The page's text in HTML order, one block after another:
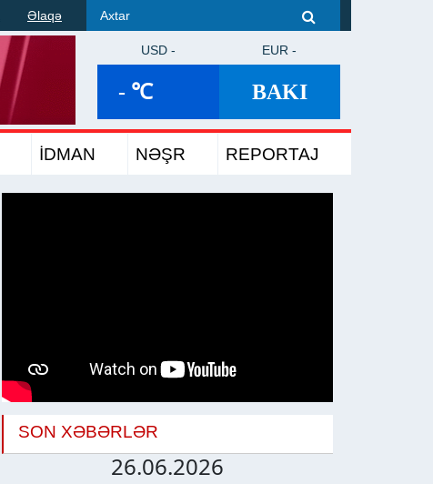
Əlaqə
USD -
- ℃
EUR -
BAKI
İDMAN NƏŞR REPORTAJ
SON XƏBƏRLƏR
26.06.2026